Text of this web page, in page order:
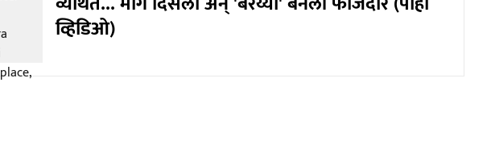
व्हिडिओ)